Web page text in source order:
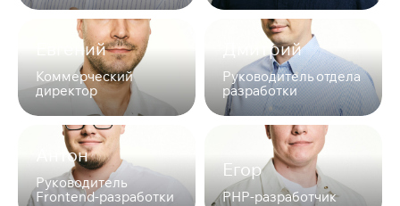
Евгений
Коммерческий
директор
Дмитрий
Руководитель отдела
разработки
Антон
Руководитель
Frontend-разработки
Егор
PHP-разработчик